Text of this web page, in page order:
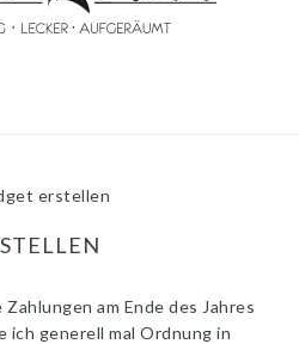
erstellen
am Ende des Jahres
ich generell mal Ordnung in